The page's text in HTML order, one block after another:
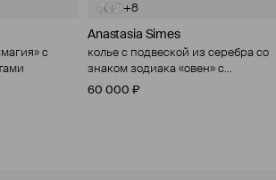
с
+8
Anastasia Simes
колье с подвеской из серебра со
знаком зодиака «овен» с
цитрином и фианитами
60 000 ₽